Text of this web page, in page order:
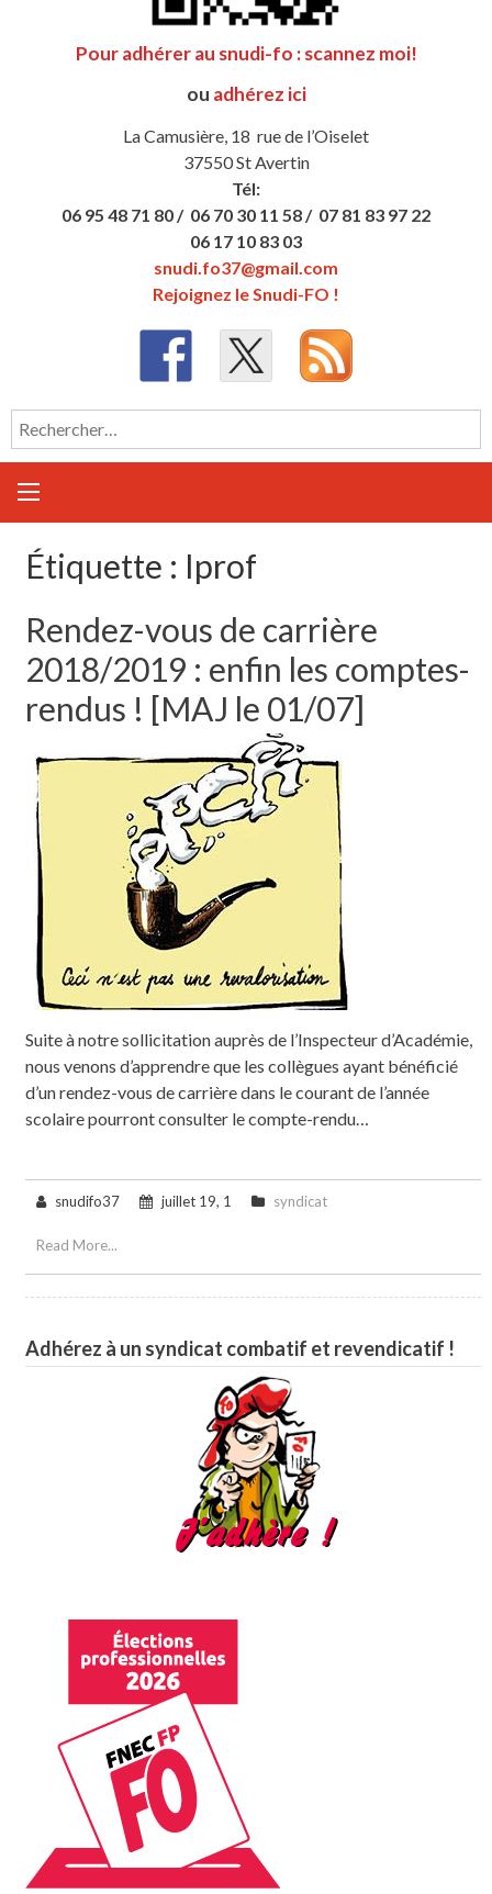
Pour adhérer au snudi-fo : scannez moi!
ou adhérez ici
La Camusière, 18 rue de l’Oiselet
37550 St Avertin
Tél:
06 95 48 71 80 / 06 70 30 11 58 / 07 81 83 97 22
06 17 10 83 03
snudi.fo37@gmail.com
Rejoignez le Snudi-FO !
Rechercher :
Étiquette : Iprof
Rendez-vous de carrière
2018/2019 : enfin les comptes-
rendus ! [MAJ le 01/07]
Suite à notre sollicitation auprès de l’Inspecteur d’Académie,
nous venons d’apprendre que les collègues ayant bénéficié
d’un rendez-vous de carrière dans le courant de l’année
scolaire pourront consulter le compte-rendu…
snudifo37 juillet 19, 1 syndicat
Read More...
Adhérez à un syndicat combatif et revendicatif !